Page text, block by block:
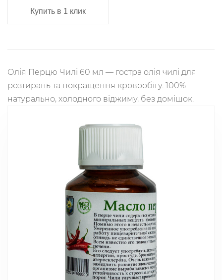
Купить в 1 клик
Олія Перцю Чилі 60 мл — гостра олія чилі для
розтирань та покращення кровообігу. 100%
натурально, холодного віджиму, без домішок.